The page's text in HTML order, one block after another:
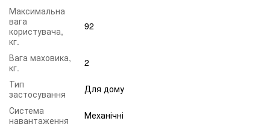
Максимальна
вага
користувача,
кг.
92
Вага маховика,
кг.
2
Тип
застосування
Для дому
Система
навантаження
Механічні